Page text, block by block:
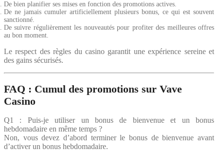
De bien planifier ses mises en fonction des promotions actives.
De ne jamais cumuler artificiellement plusieurs bonus, ce qui est souvent
sanctionné.
De suivre régulièrement les nouveautés pour profiter des meilleures offres
au bon moment.
Le respect des règles du casino garantit une expérience sereine et
des gains sécurisés.
FAQ : Cumul des promotions sur Vave
Casino
Q1 : Puis-je utiliser un bonus de bienvenue et un bonus
hebdomadaire en même temps ?
Non, vous devez d’abord terminer le bonus de bienvenue avant
d’activer un bonus hebdomadaire.